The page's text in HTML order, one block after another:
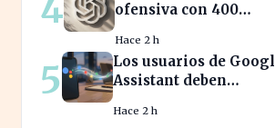
4
ofensiva con 400
desafiar a Apple
Hace 2 h
5
Los usuarios de
Assistant deben
transición a Gemini en
Hace 2 h